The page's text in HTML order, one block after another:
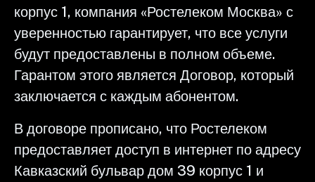
корпус 1, компания «Ростелеком Москва» с
уверенностью гарантирует, что все услуги
будут предоставлены в полном объеме.
Гарантом этого является Договор, который
заключается с каждым абонентом.
В договоре прописано, что Ростелеком
предоставляет доступ в интернет по адресу
Кавказский бульвар дом 39 корпус 1 и